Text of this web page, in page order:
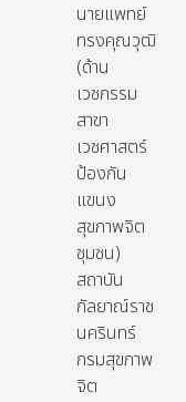
นายแพทย์
ทรงคุณวุฒิ
(ด้าน
เวชกรรม
สาขา
เวชศาสตร์
ป้องกัน
แขนง
สุขภาพจิต
ชุมชน)
สถาบัน
กัลยาณ์ราช
นครินทร์
กรมสุขภาพ
จิต